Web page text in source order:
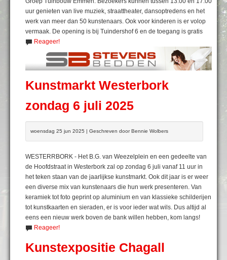
uur genieten van live muziek, straattheater, dansoptredens en het
werk van meer dan 50 kunstenaars. Ook voor kinderen is er volop
vermaak. De opening is bij Tuindershof 6 en de toegang is gratis
Reageer!
Kunstmarkt Westerbork
zondag 6 juli 2025
woensdag 25 jun 2025 | Geschreven door Bennie Wolbers
WESTERRBORK - Het B.G. van Weezelplein en een gedeelte van
de Hoofdstraat in Westerbork zal op zondag 6 juli vanaf 11 uur in
het teken staan van de jaarlijkse kunstmarkt. Ook dit jaar is er weer
een diverse mix van kunstenaars die hun werk presenteren. Van
keramiek tot foto geprint op aluminium en van klassieke schilderijen
tot kunstkaarten en sieraden, er is voor ieder wat wils. Dus altijd al
eens een nieuw werk boven de bank willen hebben, kom langs!
Reageer!
Kunstexpositie Chagall